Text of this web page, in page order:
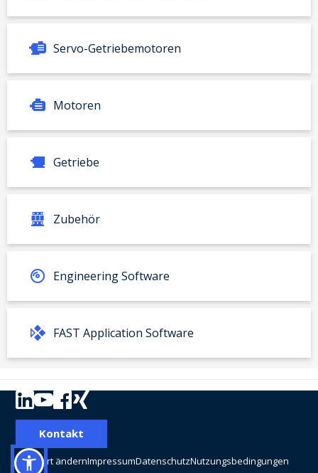
Servo-Getriebemotoren
Motoren
Getriebe
Zubehör
Engineering Software
FAST Application Software
Ihr Produkt:
Typ
Materialnummer:
Standort ändernImpressumDatenschutzNutzungsbedingungen
Kontakt